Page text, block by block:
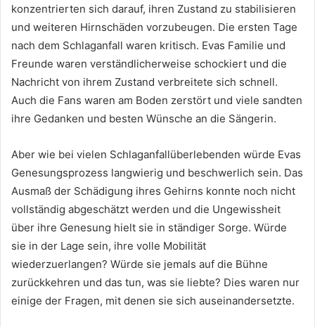
konzentrierten sich darauf, ihren Zustand zu stabilisieren
und weiteren Hirnschäden vorzubeugen. Die ersten Tage
nach dem Schlaganfall waren kritisch. Evas Familie und
Freunde waren verständlicherweise schockiert und die
Nachricht von ihrem Zustand verbreitete sich schnell.
Auch die Fans waren am Boden zerstört und viele sandten
ihre Gedanken und besten Wünsche an die Sängerin.
Aber wie bei vielen Schlaganfallüberlebenden würde Evas
Genesungsprozess langwierig und beschwerlich sein. Das
Ausmaß der Schädigung ihres Gehirns konnte noch nicht
vollständig abgeschätzt werden und die Ungewissheit
über ihre Genesung hielt sie in ständiger Sorge. Würde
sie in der Lage sein, ihre volle Mobilität
wiederzuerlangen? Würde sie jemals auf die Bühne
zurückkehren und das tun, was sie liebte? Dies waren nur
einige der Fragen, mit denen sie sich auseinandersetzte.